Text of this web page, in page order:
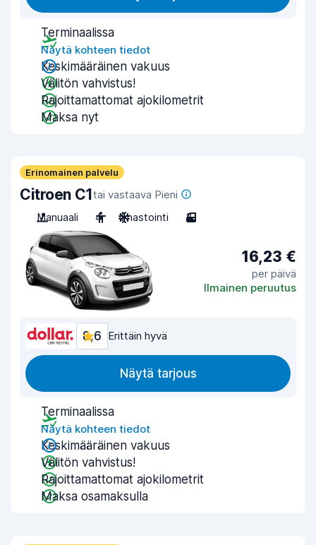
Terminaalissa
Näytä kohteen tiedot
Keskimääräinen vakuus
Välitön vahvistus!
Rajoittamattomat ajokilometrit
Maksa nyt
Erinomainen palvelu
Citroen C1tai vastaava Pieni
Manuaali
4 Ilmastointi 3
16,23 €
per päivä
Ilmainen peruutus
8,6 Erittäin hyvä
Näytä tarjous
Terminaalissa
Näytä kohteen tiedot
Keskimääräinen vakuus
Välitön vahvistus!
Rajoittamattomat ajokilometrit
Maksa osamaksulla